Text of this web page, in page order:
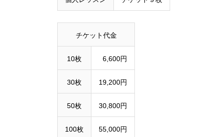
チケット代金
10枚 6,600円
30枚 19,200円
50枚 30,800円
100枚 55,000円